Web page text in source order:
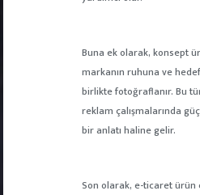
Buna ek olarak, konsept
markanın ruhuna ve
birlikte fotoğraflanır. Bu
reklam çalışmalarında
bir anlatı haline gelir.
Son olarak, e-ticaret